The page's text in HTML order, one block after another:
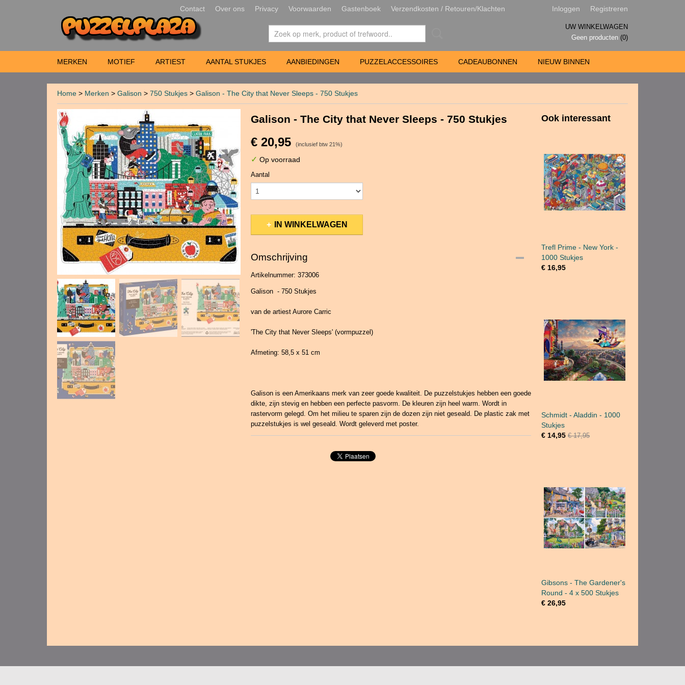
Contact Over ons Privacy Voorwaarden Gastenboek Verzendkosten / Retouren/Klachten Inloggen Registreren
UW WINKELWAGEN
Geen producten (0)
MERKEN MOTIEF ARTIEST AANTAL STUKJES AANBIEDINGEN PUZZELACCESSOIRES CADEAUBONNEN NIEUW BINNEN
Home > Merken > Galison > 750 Stukjes > Galison - The City that Never Sleeps - 750 Stukjes
Galison - The City that Never Sleeps - 750 Stukjes
€ 20,95 (inclusief btw 21%)
✓ Op voorraad
Aantal
IN WINKELWAGEN
Omschrijving
Artikelnummer: 373006
Galison - 750 Stukjes
van de artiest Aurore Carric
'The City that Never Sleeps' (vormpuzzel)
Afmeting: 58,5 x 51 cm
Galison is een Amerikaans merk van zeer goede kwaliteit. De puzzelstukjes hebben een goede
dikte, zijn stevig en hebben een perfecte pasvorm. De kleuren zijn heel warm. Wordt in
rastervorm gelegd. Om het milieu te sparen zijn de dozen zijn niet geseald. De plastic zak met
puzzelstukjes is wel geseald. Wordt geleverd met poster.
Ook interessant
Trefl Prime - New York -
1000 Stukjes
€ 16,95
Schmidt - Aladdin - 1000
Stukjes
€ 14,95 € 17,95
Gibsons - The Gardener's
Round - 4 x 500 Stukjes
€ 26,95